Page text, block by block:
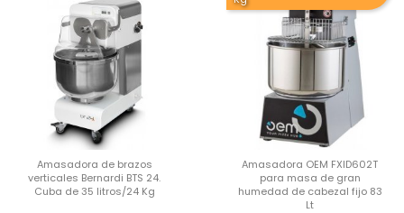
Amasadora de brazos
verticales Bernardi BTS 24.
Cuba de 35 litros/24 Kg
Amasadora OEM FXID602T
para masa de gran
humedad de cabezal fijo 83
Lt